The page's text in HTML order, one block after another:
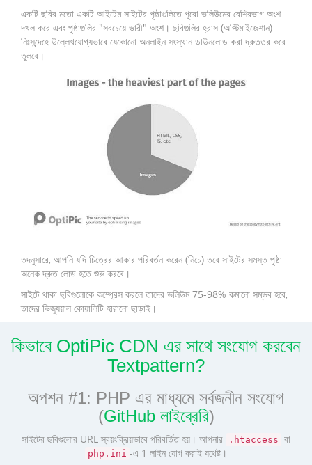
একটি ছবির মতো একটি আইটেম সাইটের পৃষ্ঠাগুলিতে পুরো ভলিউমের বেশিরভাগ অংশ
দখল করে এবং পৃষ্ঠাগুলির "সবচেয়ে ভারী" অংশ। ছবিগুলির হ্রাস (অপ্টিমাইজেশান)
নিঃসন্দেহে উল্লেখযোগ্যভাবে যেকোনো অনলাইন সংস্থান ডাউনলোড করা দ্রুততর করে
তুলবে।
তদনুসারে, আপনি যদি চিত্রের আকার পরিবর্তন করেন (নিচে) তবে সাইটের সমস্ত পৃষ্ঠা
অনেক দ্রুত লোড হতে শুরু করবে।
সাইটে থাকা ছবিগুলোকে কম্প্রেস করলে তাদের ভলিউম 75-98% কমানো সম্ভব হবে,
তাদের ভিজ্যুয়াল কোয়ালিটি হারানো ছাড়াই।
কিভাবে OptiPic CDN এর সাথে সংযোগ করবেন
Textpattern?
অপশন #1: PHP এর মাধ্যমে সর্বজনীন সংযোগ
(GitHub লাইব্রেরি)
সাইটের ছবিগুলোর URL স্বয়ংক্রিয়ভাবে পরিবর্তিত হয়। আপনার .htaccess বা
php.ini -এ 1 লাইন যোগ করাই যথেষ্ট।